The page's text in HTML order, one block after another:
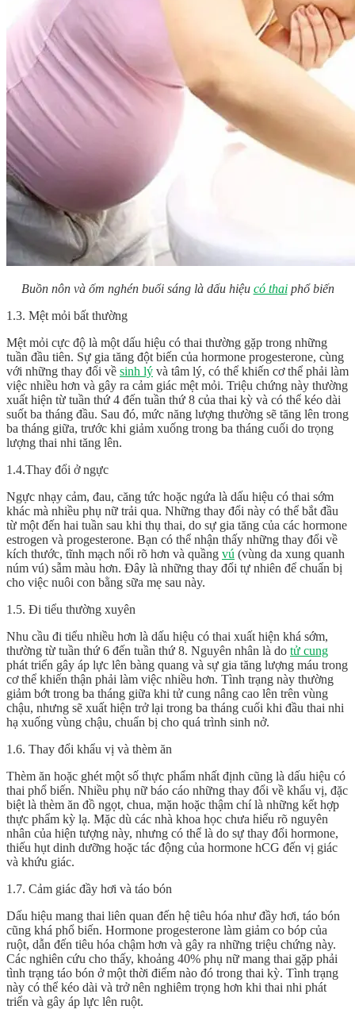
Buồn nôn và ốm nghén buổi sáng là dấu hiệu có thaiphổ biến
1.3. Mệt mỏi bất thường
Mệt mỏi cực độ là một dấu hiệu có thai thường gặp trong những
tuần đầu tiên. Sự gia tăng đột biến của hormone progesterone, cùng
với những thay đổi về sinh lý và tâm lý, có thể khiến cơ thể phải làm
việc nhiều hơn và gây ra cảm giác mệt mỏi. Triệu chứng này thường
xuất hiện từ tuần thứ 4 đến tuần thứ 8 của thai kỳ và có thể kéo dài
suốt ba tháng đầu. Sau đó, mức năng lượng thường sẽ tăng lên trong
ba tháng giữa, trước khi giảm xuống trong ba tháng cuối do trọng
lượng thai nhi tăng lên.
1.4.Thay đổi ở ngực
Ngực nhạy cảm, đau, căng tức hoặc ngứa là dấu hiệu có thai sớm
khác mà nhiều phụ nữ trải qua. Những thay đổi này có thể bắt đầu
từ một đến hai tuần sau khi thụ thai, do sự gia tăng của các hormone
estrogen và progesterone. Bạn có thể nhận thấy những thay đổi về
kích thước, tĩnh mạch nổi rõ hơn và quầng vú (vùng da xung quanh
núm vú) sẫm màu hơn. Đây là những thay đổi tự nhiên để chuẩn bị
cho việc nuôi con bằng sữa mẹ sau này.
1.5. Đi tiểu thường xuyên
Nhu cầu đi tiểu nhiều hơn là dấu hiệu có thai xuất hiện khá sớm,
thường từ tuần thứ 6 đến tuần thứ 8. Nguyên nhân là do tử cung
phát triển gây áp lực lên bàng quang và sự gia tăng lượng máu trong
cơ thể khiến thận phải làm việc nhiều hơn. Tình trạng này thường
giảm bớt trong ba tháng giữa khi tử cung nâng cao lên trên vùng
chậu, nhưng sẽ xuất hiện trở lại trong ba tháng cuối khi đầu thai nhi
hạ xuống vùng chậu, chuẩn bị cho quá trình sinh nở.
1.6. Thay đổi khẩu vị và thèm ăn
Thèm ăn hoặc ghét một số thực phẩm nhất định cũng là dấu hiệu có
thai phổ biến. Nhiều phụ nữ báo cáo những thay đổi về khẩu vị, đặc
biệt là thèm ăn đồ ngọt, chua, mặn hoặc thậm chí là những kết hợp
thực phẩm kỳ lạ. Mặc dù các nhà khoa học chưa hiểu rõ nguyên
nhân của hiện tượng này, nhưng có thể là do sự thay đổi hormone,
thiếu hụt dinh dưỡng hoặc tác động của hormone hCG đến vị giác
và khứu giác.
1.7. Cảm giác đầy hơi và táo bón
Dấu hiệu mang thai liên quan đến hệ tiêu hóa như đầy hơi, táo bón
cũng khá phổ biến. Hormone progesterone làm giảm co bóp của
ruột, dẫn đến tiêu hóa chậm hơn và gây ra những triệu chứng này.
Các nghiên cứu cho thấy, khoảng 40% phụ nữ mang thai gặp phải
tình trạng táo bón ở một thời điểm nào đó trong thai kỳ. Tình trạng
này có thể kéo dài và trở nên nghiêm trọng hơn khi thai nhi phát
triển và gây áp lực lên ruột.